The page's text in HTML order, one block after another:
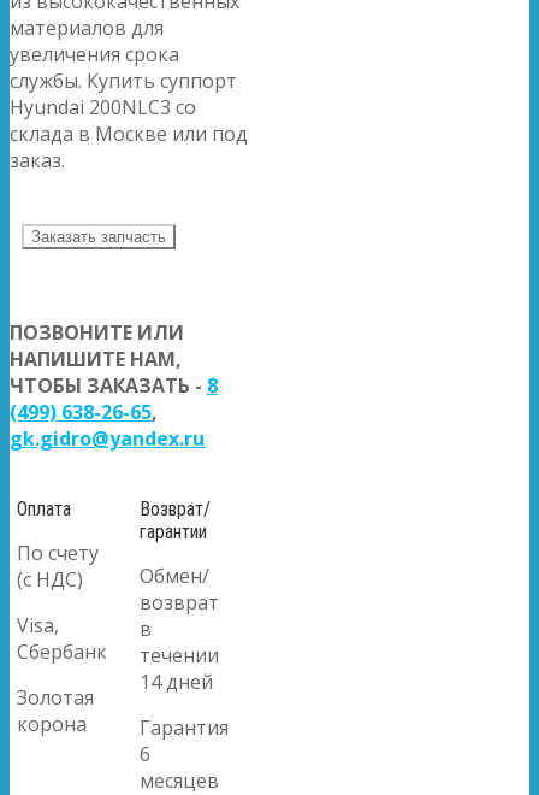
материалов для
увеличения срока
службы. Купить суппорт
Hyundai 200NLC3 со
склада в Москве или под
заказ.
Заказать запчасть
ПОЗВОНИТЕ ИЛИ
НАПИШИТЕ НАМ,
ЧТОБЫ ЗАКАЗАТЬ - 8
(499) 638-26-65,
gk.gidro@yandex.ru
Оплата
По счету
(с НДС)
Visa,
Сбербанк
Золотая
корона
Возврат/
гарантии
Обмен/
возврат
в
течении
14 дней
Гарантия
6
месяцев